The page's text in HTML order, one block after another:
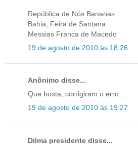
República de Nós Bananas
Bahia, Feira de Santana
Messias Franca de Macedo
19 de agosto de 2010 às 18:26
Anônimo disse...
Que bosta, corrigiram o erro...
19 de agosto de 2010 às 19:27
Dilma presidente disse...